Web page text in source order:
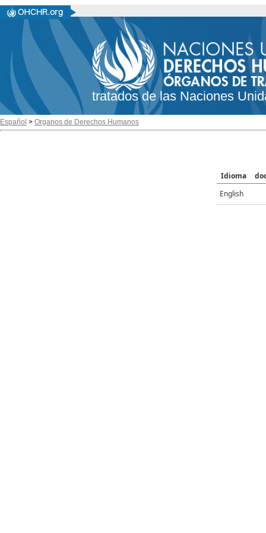
tratados de las Naciones
Español > Organos de Derechos Humanos
Idioma
English